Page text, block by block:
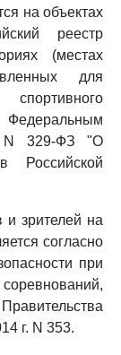
на объектах
реестр
(местах
для
N 329-ФЗ "О
Российской
и зрителей на
согласно
при
г. N 353.